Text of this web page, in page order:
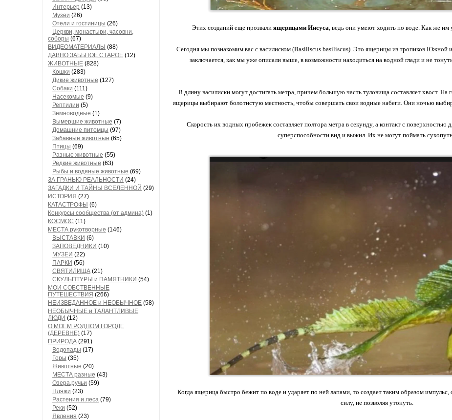
Интерьер (13)
Музеи (26)
Отели и гостиницы (26)
Церкви, монастыри, часовни,
соборы (67)
ВИДЕОМАТЕРИАЛЫ (88)
ДАВНО ЗАБЫТОЕ СТАРОЕ (12)
ЖИВОТНЫЕ (828)
Кошки (283)
Дикие животные (127)
Собаки (111)
Насекомые (9)
Рептилии (5)
Земноводные (1)
Вымершие животные (7)
Домашние питомцы (97)
Забавные животные (65)
Птицы (69)
Разные животные (55)
Редкие животные (63)
Рыбы и водяные животные (69)
ЗА ГРАНЬЮ РЕАЛЬНОСТИ (24)
ЗАГАДКИ И ТАЙНЫ ВСЕЛЕННОЙ (29)
ИСТОРИЯ (27)
КАТАСТРОФЫ (6)
Конкурсы сообщества (от админа) (1)
КОСМОС (11)
МЕСТА рукотворные (146)
ВЫСТАВКИ (6)
ЗАПОВЕДНИКИ (10)
МУЗЕИ (22)
ПАРКИ (56)
СВЯТИЛИЩА (21)
СКУЛЬПТУРЫ и ПАМЯТНИКИ (54)
МОИ СОБСТВЕННЫЕ
ПУТЕШЕСТВИЯ (266)
НЕИЗВЕДАННОЕ и НЕОБЫЧНОЕ (58)
НЕОБЫЧНЫЕ и ТАЛАНТЛИВЫЕ
ЛЮДИ (12)
О МОЕМ РОДНОМ ГОРОДЕ
(ДЕРЕВНЕ) (17)
ПРИРОДА (291)
Водопады (17)
Горы (35)
Животные (20)
МЕСТА разные (43)
Озера,ручьи (59)
Пляжи (23)
Растения и леса (79)
Реки (52)
Явления (23)
Этих созданий еще прозвали ящерицами Иисуса, ведь они умеют ходить по воде. Как же им
Сегодня мы познакомим вас с василиском (Basiliscus basiliscus). Это ящерицы из тропиков Южной
заключается, как мы уже описали выше, в возможности находиться на водной глади и не
В длину василиски могут достигать метра, причем большую часть туловища составляет хвост. На
ящерицы выбирают болотистую местность, чтобы совершать свои водные набеги. Они ночью
Скорость их водных пробежек составляет полтора метра в секунду, а контакт с поверхностью
суперспособности вид и выжил. Их не могут поймать
Когда ящерица быстро бежит по воде и ударяет по ней лапами, то создает таким образом
силу, не позволяя утонуть.